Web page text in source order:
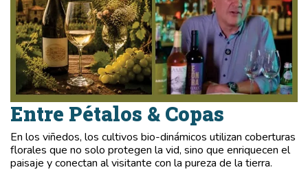
Entre Pétalos & Copas
En los viñedos, los cultivos bio-dinámicos utilizan coberturas
florales que no solo protegen la vid, sino que enriquecen el
paisaje y conectan al visitante con la pureza de la tierra.